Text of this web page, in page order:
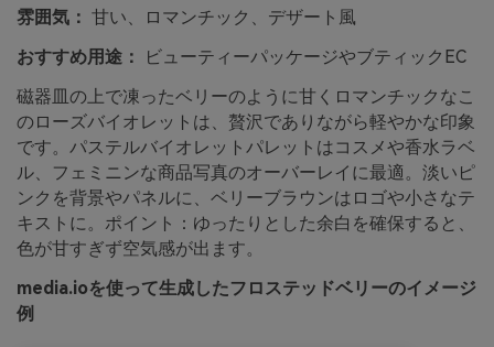
雰囲気： 甘い、ロマンチック、デザート風
おすすめ用途：
ビューティーパッケージやブティックEC
磁器皿の上で凍ったベリーのように甘くロマンチックなこ
のローズバイオレットは、贅沢でありながら軽やかな印象
です。パステルバイオレットパレットはコスメや香水ラベ
ル、フェミニンな商品写真のオーバーレイに最適。淡いピ
ンクを背景やパネルに、ベリーブラウンはロゴや小さなテ
キストに。ポイント：ゆったりとした余白を確保すると、
色が甘すぎず空気感が出ます。
media.ioを使って生成したフロステッドベリーのイメージ
例